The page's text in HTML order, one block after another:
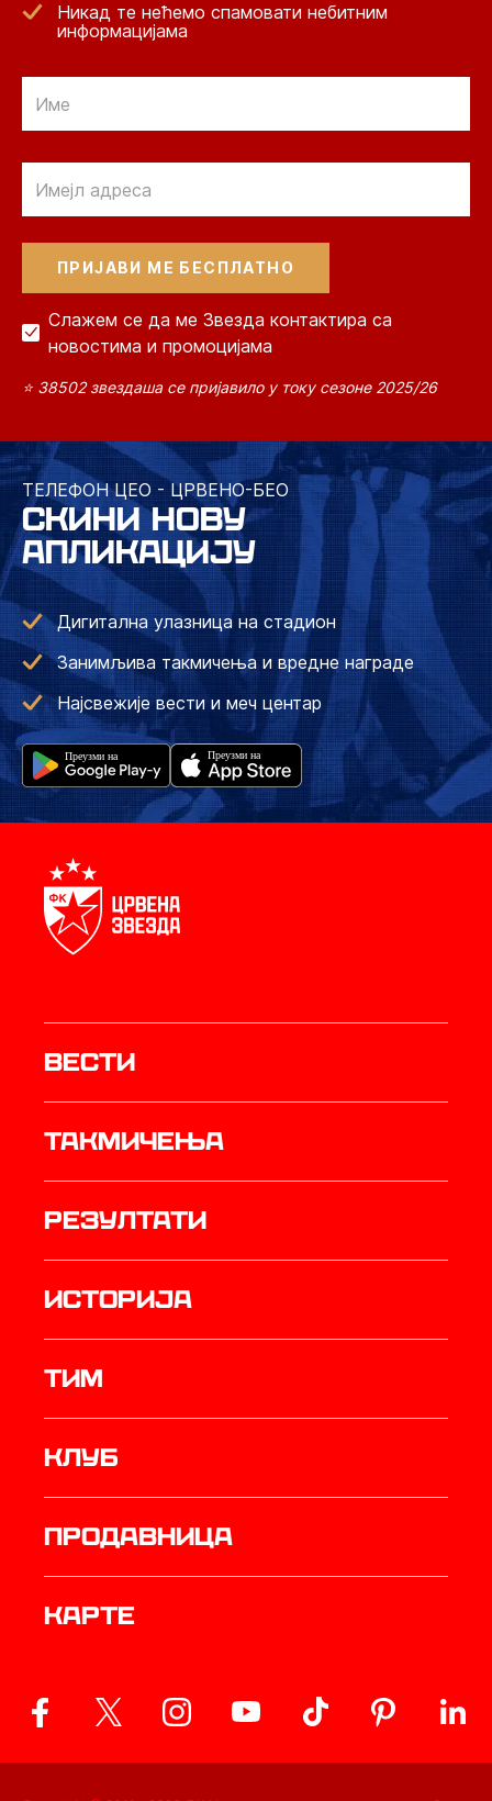
Никад те нећемо спамовати небитним
информацијама
Слажем се да ме Звезда контактира са
новостима и промоцијама
⭐ 38502 звездаша се пријавило у току сезоне 2025/26
ТЕЛЕФОН ЦЕО - ЦРВЕНО-БЕО
СКИНИ НОВУ
АПЛИКАЦИЈУ
Дигитална улазница на стадион
Занимљива такмичења и вредне награде
Најсвежије вести и меч центар
Вести
Такмичења
резултати
историја
ТИМ
Клуб
продавница
Карте